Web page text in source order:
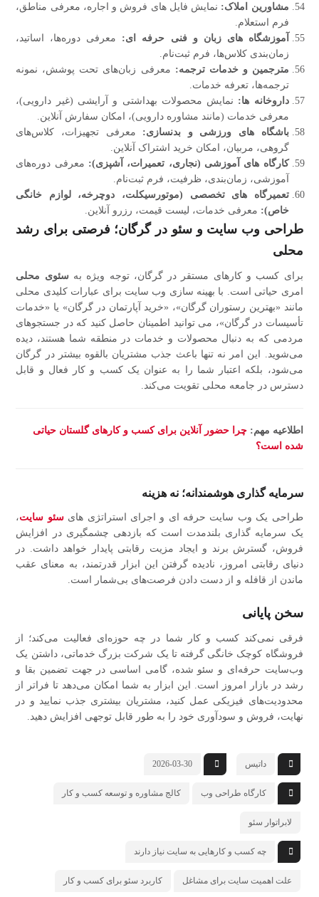
مشاورین املاک: نمایش فایل‌ های فروش و اجاره، معرفی مناطق،
فرم استعلام.
آموزشگاه‌ های زبان و فنی حرفه‌ ای: معرفی دوره‌ها، اساتید،
زمان‌بندی کلاس‌ها، فرم ثبت‌نام.
مترجمین و خدمات ترجمه: معرفی زبان‌های تحت پوشش، نمونه
ترجمه‌ها، تعرفه خدمات.
داروخانه‌ ها: نمایش محصولات بهداشتی و آرایشی (غیر دارویی)،
معرفی خدمات (مانند مشاوره دارویی)، امکان سفارش آنلاین.
باشگاه‌ های ورزشی و بدنسازی: معرفی تجهیزات، کلاس‌های
گروهی، مربیان، امکان خرید اشتراک آنلاین.
کارگاه‌ های آموزشی (نجاری، تعمیرات، آشپزی): معرفی دوره‌های
آموزشی، زمان‌بندی، ظرفیت، فرم ثبت‌نام.
تعمیرگاه‌ های تخصصی (موتورسیکلت، دوچرخه، لوازم خانگی
خاص): معرفی خدمات، لیست قیمت، رزرو آنلاین.
طراحی وب‌ سایت و سئو در گرگان؛ فرصتی برای رشد
محلی
برای کسب‌ و کارهای مستقر در گرگان، توجه ویژه به سئوی محلی
امری حیاتی است. با بهینه‌ سازی وب‌ سایت برای عبارات کلیدی محلی
مانند «بهترین رستوران گرگان»، «خرید آپارتمان در گرگان» یا «خدمات
تأسیسات در گرگان»، می‌ توانید اطمینان حاصل کنید که در جستجوهای
مردمی که به دنبال محصولات و خدمات در منطقه شما هستند، دیده
می‌شوید. این امر نه تنها باعث جذب مشتریان بالقوه بیشتر در گرگان
می‌شود، بلکه اعتبار شما را به عنوان یک کسب‌ و کار فعال و قابل
دسترس در جامعه محلی تقویت می‌کند.
اطلاعیه مهم:چرا حضور آنلاین برای کسب‌ و کارهای گلستان حیاتی
شده است؟
سرمایه‌ گذاری هوشمندانه؛ نه هزینه
طراحی یک وب‌ سایت حرفه‌ ای و اجرای استراتژی‌ هایسئو سایت،
یک سرمایه‌ گذاری بلندمدت است که بازدهی چشمگیری در افزایش
فروش، گسترش برند و ایجاد مزیت رقابتی پایدار خواهد داشت. در
دنیای رقابتی امروز، نادیده گرفتن این ابزار قدرتمند، به معنای عقب
ماندن از قافله و از دست دادن فرصت‌های بی‌شمار است.
سخن پایانی
فرقی نمی‌کند کسب‌ و کار شما در چه حوزه‌ای فعالیت می‌کند؛ از
فروشگاه کوچک خانگی گرفته تا یک شرکت بزرگ خدماتی، داشتن یک
وب‌سایت حرفه‌ای و سئو شده، گامی اساسی در جهت تضمین بقا و
رشد در بازار امروز است. این ابزار به شما امکان می‌دهد تا فراتر از
محدودیت‌های فیزیکی عمل کنید، مشتریان بیشتری جذب نمایید و در
نهایت، فروش و سودآوری خود را به طور قابل توجهی افزایش دهید.
داتیس 2026-03-30
کارگاه طراحی وب کالج مشاوره و توسعه کسب‌ و کار
لابراتوار سئو
چه کسب و کارهایی به سایت نیاز دارند
علت اهمیت سایت برای مشاغل کاربرد سئو برای کسب و کار